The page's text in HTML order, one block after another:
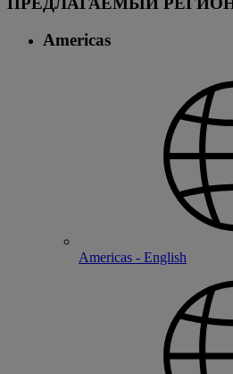
Americas
Americas - English